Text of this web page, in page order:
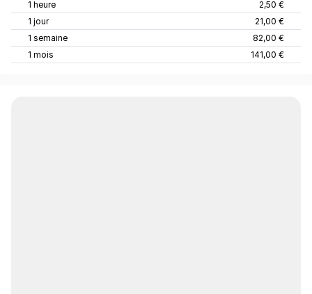
1 heure
2,50 €
1 jour
21,00 €
1 semaine
82,00 €
1 mois
141,00 €